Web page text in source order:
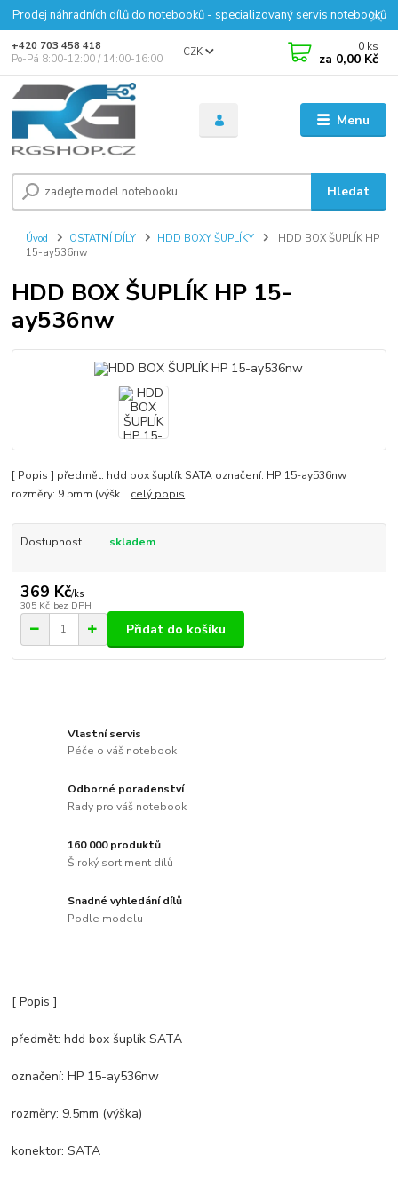
Prodej náhradních dílů do notebooků - specializovaný servis notebooků
Menu
CZK
Hledat
+420 703 458 418
Po-Pá 8:00-12:00 / 14:00-16:00
0 ks
za 0,00 Kč
Úvod OSTATNÍ DÍLY HDD BOXY ŠUPLÍKY
HDD BOX ŠUPLÍK HP
15-ay536nw
HDD BOX ŠUPLÍK HP 15-
ay536nw
[ Popis ] předmět: hdd box šuplík SATA označení: HP 15-ay536nw
rozměry: 9.5mm (výšk... celý popis
Dostupnost skladem
369 Kč/ks
305 Kč bez DPH
Přidat do košíku
Vlastní servis
Péče o váš notebook
Odborné poradenství
Rady pro váš notebook
160 000 produktů
Široký sortiment dílů
Snadné vyhledání dílů
Podle modelu
[ Popis ]
předmět: hdd box šuplík SATA
označení: HP 15-ay536nw
rozměry: 9.5mm (výška)
konektor: SATA